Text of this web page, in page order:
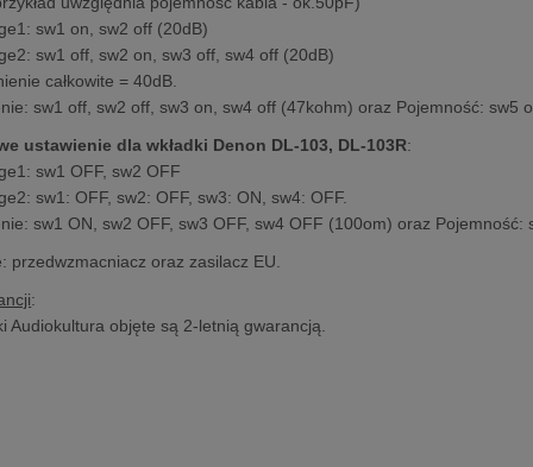
sw1 on, sw2 off (20dB)
sw1 off, sw2 on, sw3 off, sw4 off (20dB)
całkowite = 40dB.
sw1 off, sw2 off, sw3 on, sw4 off (47kohm) oraz Pojemność: sw5
ustawienie dla wkładki Denon DL-103, DL-103R:
sw1 OFF, sw2 OFF
sw1: OFF, sw2: OFF, sw3: ON, sw4: OFF.
sw1 ON, sw2 OFF, sw3 OFF, sw4 OFF (100om) oraz Pojemność:
przedwzmacniacz oraz zasilacz EU.
:
Audiokultura objęte są 2-letnią gwarancją.